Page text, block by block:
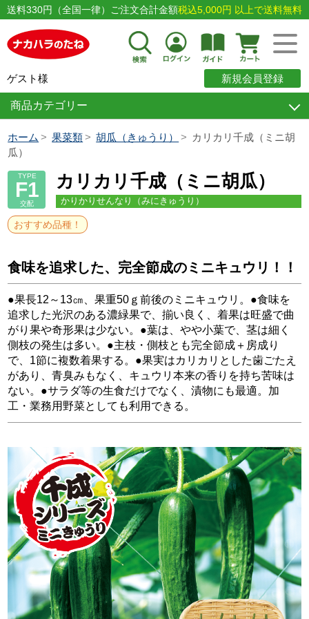
送料330円（全国一律）ご注文合計金額税込5,000円 以上で送料無料
ゲスト様 新規会員登録
商品カテゴリー
ホーム 果菜類 胡瓜（きゅうり）
カリカリ千成（ミニ胡
瓜）
TYPE
F1
交配
カリカリ千成（ミニ胡瓜）
かりかりせんなり（みにきゅうり）
おすすめ品種！
食味を追求した、完全節成のミニキュウリ！！
●果長12～13㎝、果重50ｇ前後のミニキュウリ。●食味を
追求した光沢のある濃緑果で、揃い良く、着果は旺盛で曲
がり果や奇形果は少ない。●葉は、やや小葉で、茎は細く
側枝の発生は多い。●主枝・側枝とも完全節成＋房成り
で、1節に複数着果する。●果実はカリカリとした歯ごたえ
があり、青臭みもなく、キュウリ本来の香りを持ち苦味は
ない。●サラダ等の生食だけでなく、漬物にも最適。加
工・業務用野菜としても利用できる。